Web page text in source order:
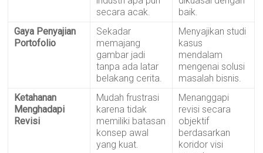
secara acak.
baik.
Gaya Penyajian
Portofolio
Sekadar
memajang
gambar jadi
tanpa ada latar
belakang cerita.
Menyajikan studi
kasus
mendalam
mengenai solusi
masalah bisnis.
Ketahanan
Menghadapi
Revisi
Mudah frustrasi
karena tidak
memiliki batasan
konsep awal
yang kuat.
Menanggapi
revisi secara
objektif
berdasarkan
koridor visi